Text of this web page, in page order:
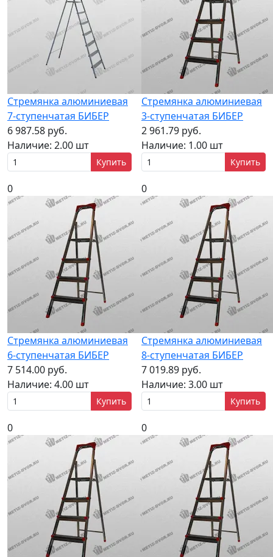
Стремянка алюминиевая
7-ступенчатая БИБЕР
6 987.58 руб.
Наличие: 2.00 шт
Купить
Стремянка алюминиевая
3-ступенчатая БИБЕР
2 961.79 руб.
Наличие: 1.00 шт
Купить
0
Стремянка алюминиевая
6-ступенчатая БИБЕР
7 514.00 руб.
Наличие: 4.00 шт
Купить
0
Стремянка алюминиевая
8-ступенчатая БИБЕР
7 019.89 руб.
Наличие: 3.00 шт
Купить
0 0